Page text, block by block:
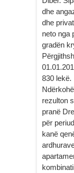
dhe
dhe
neto nga
gradën
830 lekë.
rezulton
pranë
për
kanë